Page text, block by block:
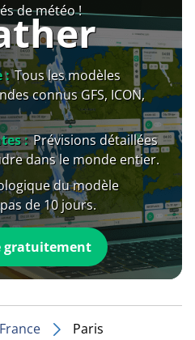
de météo !
: Tous les modèles
connus GFS, ICON,
: Prévisions détaillées
dans le monde entier.
du modèle
de 10 jours.
gratuitement
France Paris